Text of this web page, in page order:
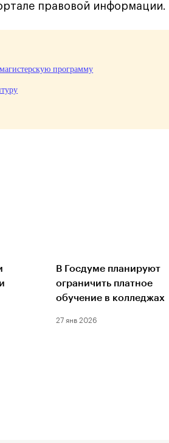
правовой информации.
программу
В Госдуме планируют
ограничить платное
обучение в колледжах
27 янв 2026